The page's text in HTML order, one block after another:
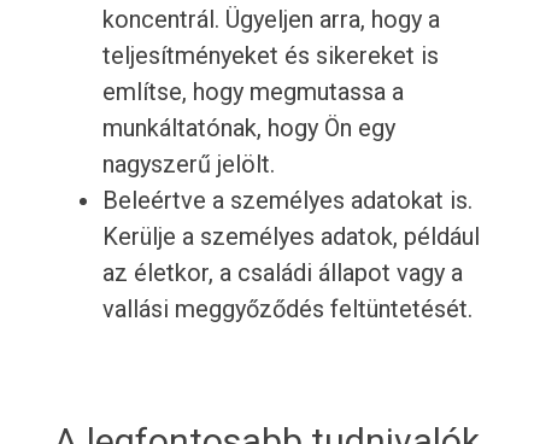
koncentrál. Ügyeljen arra, hogy a
teljesítményeket és sikereket is
említse, hogy megmutassa a
munkáltatónak, hogy Ön egy
nagyszerű jelölt.
Beleértve a személyes adatokat is.
Kerülje a személyes adatok, például
az életkor, a családi állapot vagy a
vallási meggyőződés feltüntetését.